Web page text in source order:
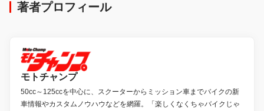
著者プロフィール
モトチャンプ
50cc～125ccを中心に、スクーターからミッション車までバイクの新
車情報やカスタムノウハウなどを網羅。「楽しくなくちゃバイクじゃ